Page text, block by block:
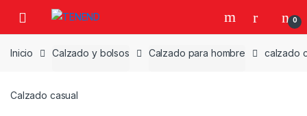
navigation
content
0
Inicio Calzado y bolsos Calzado para hombre calzado
Calzado casual